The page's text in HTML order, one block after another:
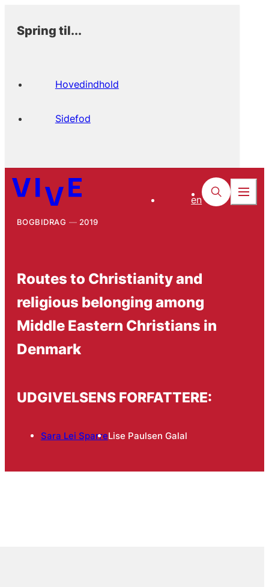
Spring til...
Hovedindhold
Sidefod
en
BOGBIDRAG 2019
Routes to Christianity and
religious belonging among
Middle Eastern Christians in
Denmark
UDGIVELSENS FORFATTERE:
Sara Lei SparreLise Paulsen Galal